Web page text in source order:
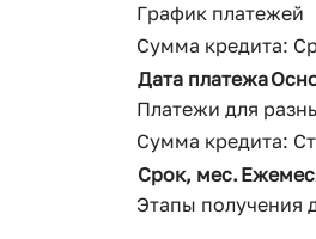
График платежей
Сумма кредита:
Дата платежа
Платежи для
Сумма кредита:
Срок, мес.
Этапы получения